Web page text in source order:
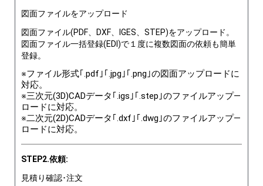
図面ファイルをアップロード
図面ファイル(PDF、DXF、IGES、STEP)をアップロード。
図面ファイル一括登録(EDI)で１度に複数図面の依頼も簡単
登録。
※ファイル形式｢.pdf｣｢.jpg｣｢.png｣の図面アップロードに
対応。
※三次元(3D)CADデータ｢.igs｣｢.step｣のファイルアップ―
ロードに対応。
※二次元(2D)CADデータ｢.dxf｣｢.dwg｣のファイルアップ―
ロードに対応。
STEP2.依頼:
見積り確認･注文